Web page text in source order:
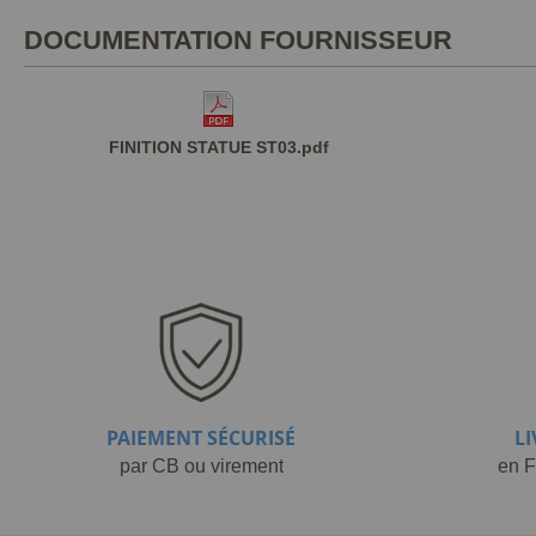
DOCUMENTATION FOURNISSEUR
FINITION STATUE ST03.pdf
PAIEMENT SÉCURISÉ
par CB ou virement en